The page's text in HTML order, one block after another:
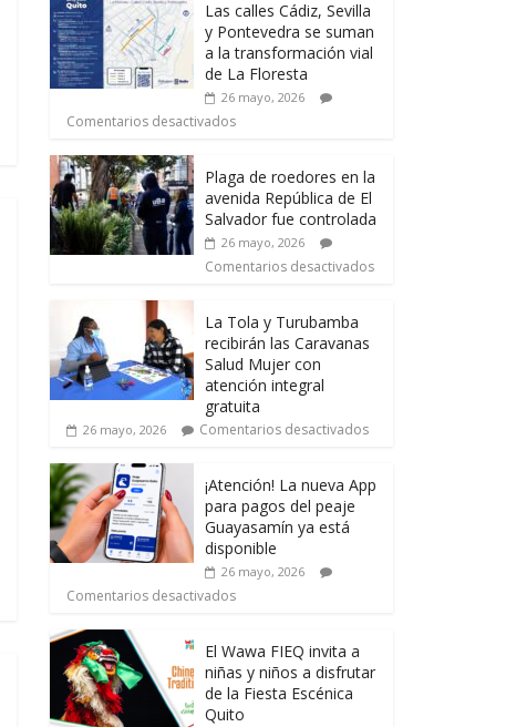
Las calles Cádiz, Sevilla
y Pontevedra se suman
a la transformación vial
de La Floresta
26 mayo, 2026
Comentarios desactivados
Plaga de roedores en la
avenida República de El
Salvador fue controlada
26 mayo, 2026
Comentarios desactivados
La Tola y Turubamba
recibirán las Caravanas
Salud Mujer con
atención integral
gratuita
26 mayo, 2026 Comentarios desactivados
¡Atención! La nueva App
para pagos del peaje
Guayasamín ya está
disponible
26 mayo, 2026
Comentarios desactivados
El Wawa FIEQ invita a
niñas y niños a disfrutar
de la Fiesta Escénica
Quito